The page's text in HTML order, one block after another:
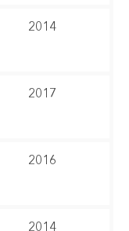
2014
2017
2016
2014